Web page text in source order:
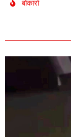
बोकारो